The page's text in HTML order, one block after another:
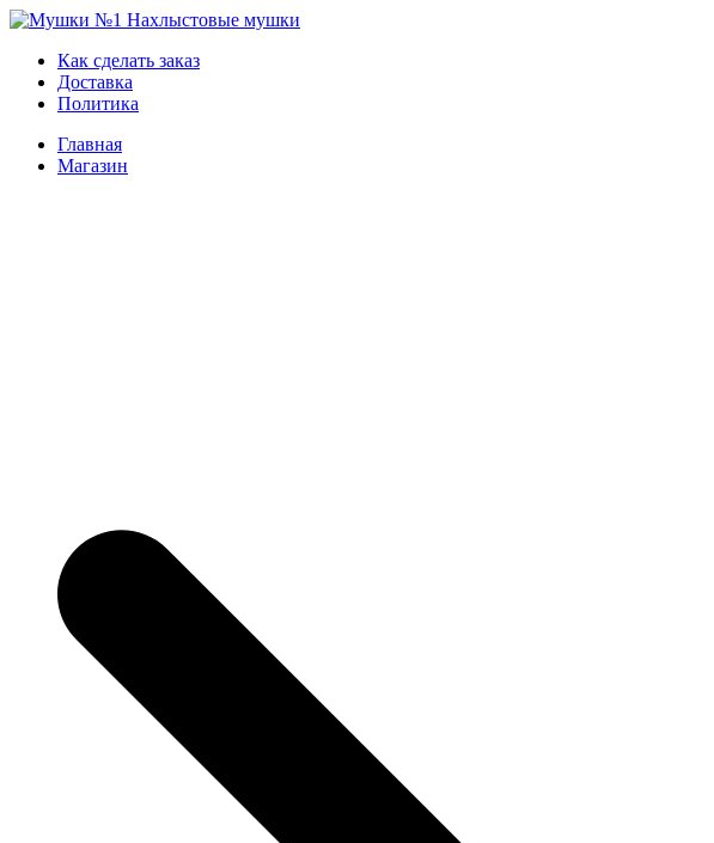
Skip
content
Мушки №1
Нахлыстовые мушки
Как сделать заказ
Доставка
Политика
Главная
Магазин